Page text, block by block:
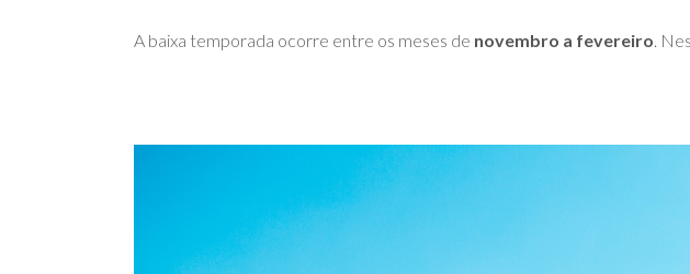
A baixa temporada ocorre entre os meses de novembro a fevereiro.